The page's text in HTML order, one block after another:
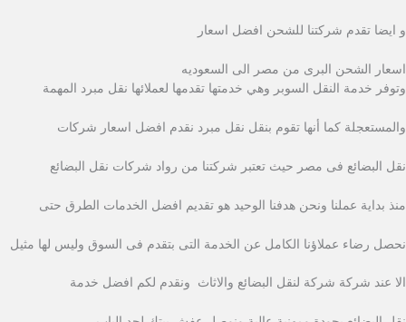
و ايضا تقدم شركتنا للشحن افضل اسعار
اسعار الشحن البرى من مصر الى السعوديه
وتوفر خدمة النقل السوبر وهي خدمتها تقدمها لعملائها نقل مبرد المهمة
والمستعجلة كما أنها تقوم بنقل نقل مبرد نقدم افضل اسعار شركات
نقل البضائع فى مصر حيث تعتبر شركتنا من رواد شركات نقل البضائع
منذ بداية عملنا ونحن هدفنا الوحيد هو تقديم افضل الخدمات الطرق حتى
نحصل رضاء عملاؤنا الكامل عن الخدمة التى بتقدم فى السوق وليس لها مثيل
الا عند شركة شركة لنقل البضائع والاثاث ونقدم لكم افضل خدمة